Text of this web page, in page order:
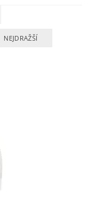
NEJDRAŽŠÍ